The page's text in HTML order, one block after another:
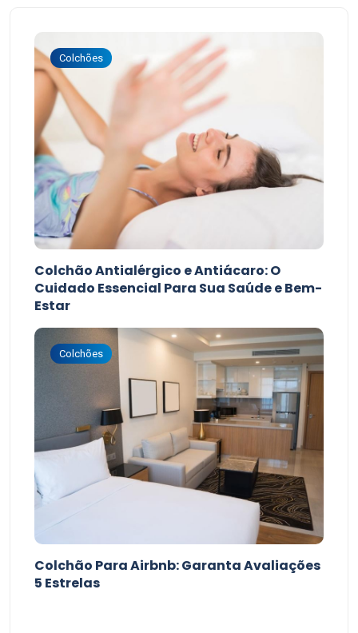
Colchões
Colchão Antialérgico e Antiácaro: O
Cuidado Essencial Para Sua Saúde e Bem-
Estar
Colchões
Colchão Para Airbnb: Garanta Avaliações
5 Estrelas